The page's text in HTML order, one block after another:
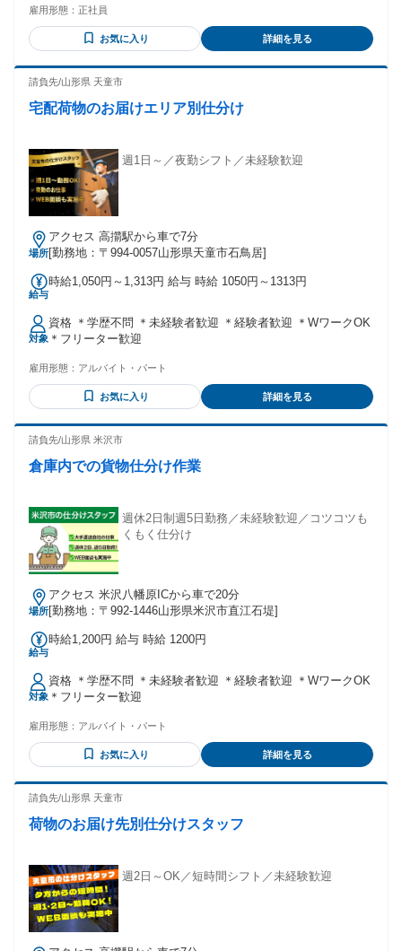
援あり)
雇用形態： 正社員
お気に入り 詳細を見る
請負先/山形県 天童市
宅配荷物のお届けエリア別仕分け
週1日～／夜勤シフト／未経験歓迎
場所
アクセス 高擶駅から車で7分
[勤務地：〒994-0057山形県天童市石鳥居]
給与
時給1,050円～1,313円 給与 時給 1050円～1313円
対象
資格 ＊学歴不問 ＊未経験者歓迎 ＊経験者歓迎 ＊WワークOK
＊フリーター歓迎
雇用形態： アルバイト・パート
お気に入り 詳細を見る
請負先/山形県 米沢市
倉庫内での貨物仕分け作業
週休2日制週5日勤務／未経験歓迎／コツコツも
くもく仕分け
場所
アクセス 米沢八幡原ICから車で20分
[勤務地：〒992-1446山形県米沢市直江石堤]
給与
時給1,200円 給与 時給 1200円
対象
資格 ＊学歴不問 ＊未経験者歓迎 ＊経験者歓迎 ＊WワークOK
＊フリーター歓迎
雇用形態： アルバイト・パート
お気に入り 詳細を見る
請負先/山形県 天童市
荷物のお届け先別仕分けスタッフ
週2日～OK／短時間シフト／未経験歓迎